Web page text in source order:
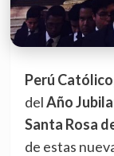
Perú
delAño
Santa Rosa
de estas